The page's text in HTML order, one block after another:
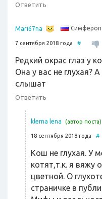
Ответить
Mari67na
7 сентября 2018 года #
Редкий окрас глаз у
Она у вас не глухая?
слышат
Ответить
klema lena (автор поста)
18 сентября 2018 года #
Кош не глухая. У
котят,т.к. я вяжу
цветной. О
страничке в